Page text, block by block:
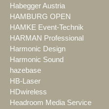
Habegger Austria
HAMBURG OPEN
HAMKE Event-Technik
HARMAN Professional
Harmonic Design
Harmonic Sound
hazebase
HB-Laser
HDwireless
Headroom Media Service